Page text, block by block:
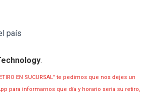
país
.
EN SUCURSAL" te pedimos que nos dejes un
para informarnos que día y horario seria su retiro,